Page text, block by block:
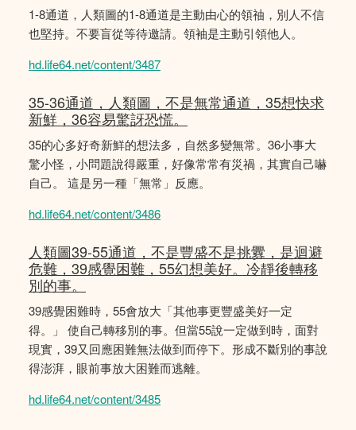
1-8通道，人類圖的1-8通道是主動由心的領䄂，別人不信
也堅持。不要盲從等待邀請。領袖是主動引領他人。
hd.life64.net/content/3487
35-36通道，人類圖，不是無常通道，35想快求
新鮮，36容易驚訝恐慌。
35的心多好奇新鮮的想法多，自然多變無常。36小事大
驚小怪，小問題說得嚴重，好像常常有災禍，其實自己嚇
自己。 這是另一種「無常」反應。
hd.life64.net/content/3486
人類圖39-55通道，不是豐盛不是挑釁，是迴避
危難，39感覺困難，55幻想美好。冷靜後轉移
別的事。
39感覺困難時，55會放大「其他事更豐盛美好一定
得。」 使自己轉移別的事。但當55說一定做到時，面對
現實，39又回應困難無法做到而停下。形成不斷別的事說
得澎湃，眼前事放大困難而逃離。
hd.life64.net/content/3485